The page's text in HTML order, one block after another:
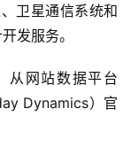
卫星通信系统和
发服务。
从网站数据平台
Dynamics）官